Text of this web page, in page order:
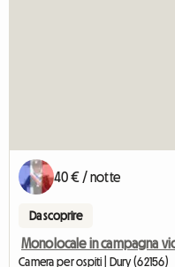
40 € / notte
Da scoprire
Monolocale in campagna
Camera per ospiti | Dury (62156)